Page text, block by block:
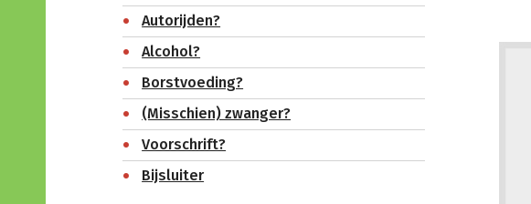
Autorijden?
Alcohol?
Borstvoeding?
(Misschien) zwanger?
Voorschrift?
Bijsluiter